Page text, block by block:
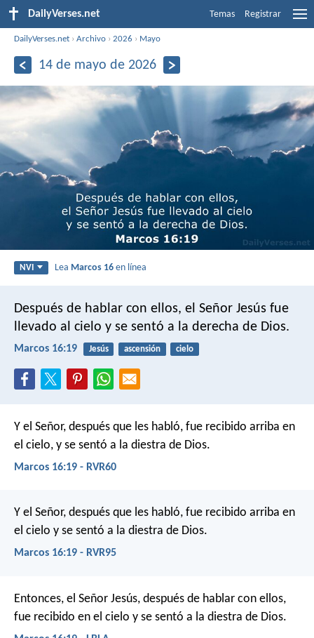
DailyVerses.net Temas Registrar
DailyVerses.net ›Archivo ›2026 › Mayo
14 de mayo de 2026
NVI Lea Marcos 16 en línea
Después de hablar con ellos, el Señor Jesús fue
llevado al cielo y se sentó a la derecha de Dios.
Marcos 16:19 Jesús ascensión cielo
Y el Señor, después que les habló, fue recibido arriba en
el cielo, y se sentó a la diestra de Dios.
Marcos 16:19 - RVR60
Y el Señor, después que les habló, fue recibido arriba en
el cielo y se sentó a la diestra de Dios.
Marcos 16:19 - RVR95
Entonces, el Señor Jesús, después de hablar con ellos,
fue recibido en el cielo y se sentó a la diestra de Dios.